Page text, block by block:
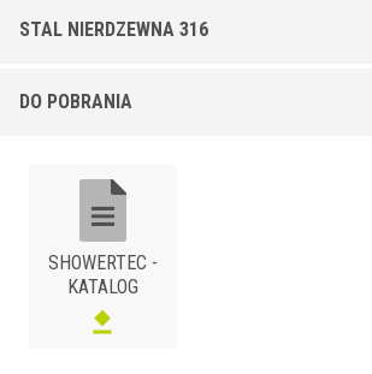
STAL NIERDZEWNA 316
płytki
DO POBRANIA
SHOWERTEC -
KATALOG